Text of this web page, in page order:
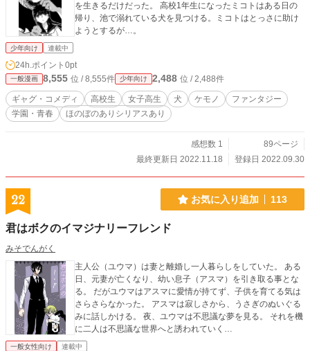
を生きるだけだった。 高校1年生になったミコトはある日の
帰り、池で溺れている犬を見つける。ミコトはとっさに助け
ようとするが…。
少年向け 連載中
24h.ポイント 0pt
一般漫画 8,555 位 / 8,555件 少年向け 2,488 位 / 2,488件
ギャグ・コメディ 高校生 女子高生 犬 ケモノ
ファンタジー
学園・青春
ほのぼのありシリアスあり
感想数 1
89ページ
最終更新日 2022.11.18
登録日 2022.09.30
22 お気に入り追加 113
君はボクのイマジナリーフレンド
みそでんがく
主人公（ユウマ）は妻と離婚し一人暮らしをしていた。 ある
日、元妻が亡くなり、幼い息子（アスマ）を引き取る事とな
る。 だがユウマはアスマに愛情が持てず、子供を育てる気は
さらさらなかった。 アスマは寂しさから、うさぎのぬいぐる
みに話しかける。 夜、ユウマは不思議な夢を見る。 それを機
に二人は不思議な世界へと誘われていく…
一般女性向け 連載中